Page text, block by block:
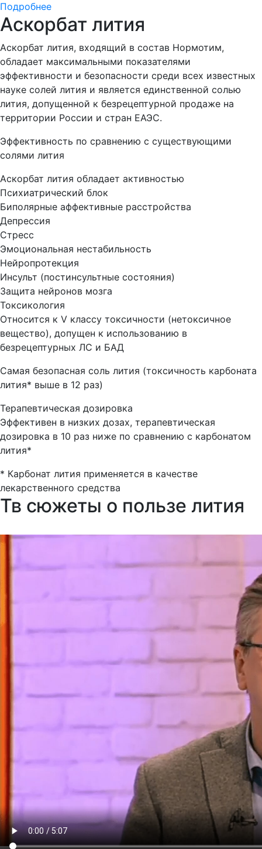
Подробнее
Аскорбат лития
Аскорбат лития, входящий в состав Нормотим,
обладает максимальными показателями
эффективности и безопасности среди всех известных
науке солей лития и является единственной солью
лития, допущенной к безрецептурной продаже на
территории России и стран ЕАЭС.
Эффективность по сравнению с существующими
солями лития
Аскорбат лития обладает активностью
Психиатрический блок
Биполярные аффективные расстройства
Депрессия
Стресс
Эмоциональная нестабильность
Нейропротекция
Инсульт (постинсультные состояния)
Защита нейронов мозга
Токсикология
Относится к V классу токсичности (нетоксичное
вещество), допущен к использованию в
безрецептурных ЛС и БАД
Самая безопасная соль лития (токсичность карбоната
лития* выше в 12 раз)
Терапевтическая дозировка
Эффективен в низких дозах, терапевтическая
дозировка в 10 раз ниже по сравнению с карбонатом
лития*
* Карбонат лития применяется в качестве
лекарственного средства
Тв сюжеты о пользе лития